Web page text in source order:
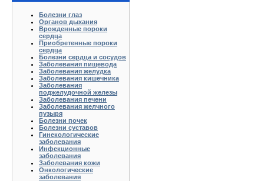
Болезни глаз
Органов дыхания
Врожденные пороки
сердца
Приобретенные пороки
сердца
Болезни сердца и сосудов
Заболевания пищевода
Заболевания желудка
Заболевания кишечника
Заболевания
поджелудочной железы
Заболевания печени
Заболевания желчного
пузыря
Болезни почек
Болезни суставов
Гинекологические
заболевания
Инфекционные
заболевания
Заболевания кожи
Онкологические
заболевания